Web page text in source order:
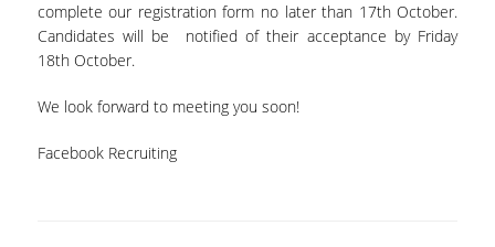
ΒΡΑΒΕΙΑ ΕΞΑΙΡΕΤΙΚΗΣ ΕΠΙΔΟΣΗΣ ΣΤΗ
ΔΙΔΑΣΚΑΛΙΑ
ΑΝΘΡΩΠΙΝΟ ΔΥΝΑΜΙΚΟ
ΠΡΟΣΩΠΙΚΟ ΤΟΥ ΤΜΗΜΑΤΟΣ
complete our registration form no later than 17th October.
Candidates will be notified of their acceptance by Friday
18th October.
We look forward to meeting you soon!
Facebook Recruiting